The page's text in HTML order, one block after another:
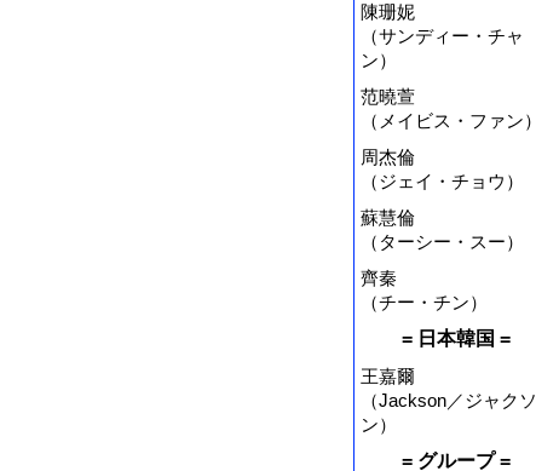
陳珊妮
（サンディー・チャ
ン）
范曉萱
（メイビス・ファン）
周杰倫
（ジェイ・チョウ）
蘇慧倫
（ターシー・スー）
齊秦
（チー・チン）
= 日本韓国 =
王嘉爾
（Jackson／ジャクソ
ン）
= グループ =